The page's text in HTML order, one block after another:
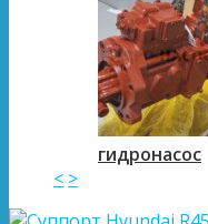
гидронасос
< >